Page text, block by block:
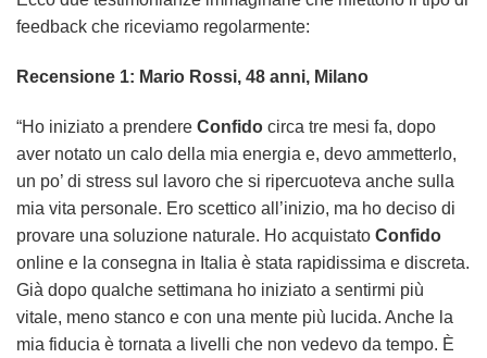
feedback che riceviamo regolarmente:
Recensione 1: Mario Rossi, 48 anni, Milano
“Ho iniziato a prendere Confido circa tre mesi fa, dopo
aver notato un calo della mia energia e, devo ammetterlo,
un po’ di stress sul lavoro che si ripercuoteva anche sulla
mia vita personale. Ero scettico all’inizio, ma ho deciso di
provare una soluzione naturale. Ho acquistato Confido
online e la consegna in Italia è stata rapidissima e discreta.
Già dopo qualche settimana ho iniziato a sentirmi più
vitale, meno stanco e con una mente più lucida. Anche la
mia fiducia è tornata a livelli che non vedevo da tempo. È